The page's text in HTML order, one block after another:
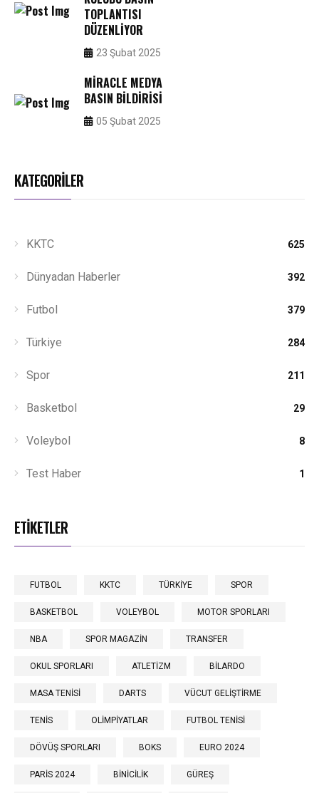
TOPLANTISI
DÜZENLIYOR
23 Şubat 2025
MIRACLE MEDYA
BASIN BILDIRISI
05 Şubat 2025
KATEGORİLER
KKTC 625
Dünyadan Haberler 392
Futbol 379
Türkiye 284
Spor 211
Basketbol 29
Voleybol 8
Test Haber 1
ETİKETLER
FUTBOL KKTC TÜRKİYE SPOR
BASKETBOL VOLEYBOL MOTOR SPORLARI
NBA SPOR MAGAZİN TRANSFER
OKUL SPORLARI ATLETİZM BİLARDO
MASA TENİSİ DARTS VÜCUT GELİŞTİRME
TENİS OLİMPİYATLAR FUTBOL TENİSİ
DÖVÜŞ SPORLARI BOKS EURO 2024
PARİS 2024 BİNİCİLİK GÜREŞ